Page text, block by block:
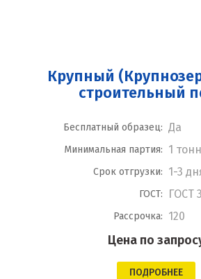
Крупный
строительный
Бесплатный образец: Да
Минимальная партия: 1
Срок отгрузки: 1-3
ГОСТ: ГОСТ
Рассрочка: 120
Цена по
ПОДРОБНЕЕ